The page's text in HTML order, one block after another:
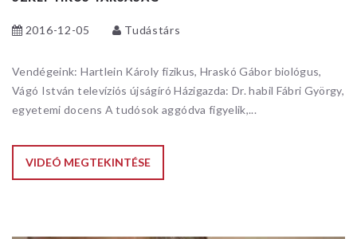
2016-12-05 Tudástárs
Vendégeink: Hartlein Károly fizikus, Hraskó Gábor biológus,
Vágó István televíziós újságíró Házigazda: Dr. habil Fábri György,
egyetemi docens A tudósok aggódva figyelik,...
VIDEÓ MEGTEKINTÉSE